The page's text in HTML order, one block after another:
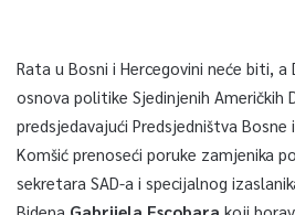
Rata u Bosni i Hercegovini neće biti,
osnova politike Sjedinjenih Američkih
predsjedavajući Predsjedništva Bosne
Komšić prenoseći poruke zamjenika
sekretara SAD-a i specijalnog